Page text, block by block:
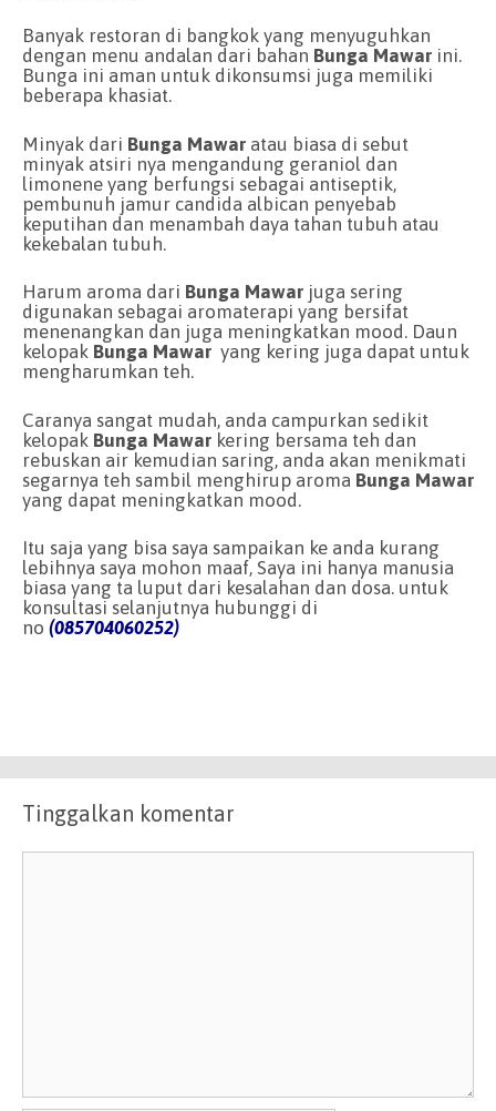
Banyak restoran di bangkok yang menyuguhkan
dengan menu andalan dari bahan Bunga Mawar ini.
Bunga ini aman untuk dikonsumsi juga memiliki
beberapa khasiat.
Minyak dari Bunga Mawar atau biasa di sebut
minyak atsiri nya mengandung geraniol dan
limonene yang berfungsi sebagai antiseptik,
pembunuh jamur candida albican penyebab
keputihan dan menambah daya tahan tubuh atau
kekebalan tubuh.
Harum aroma dari Bunga Mawar juga sering
digunakan sebagai aromaterapi yang bersifat
menenangkan dan juga meningkatkan mood. Daun
kelopak Bunga Mawar yang kering juga dapat untuk
mengharumkan teh.
Caranya sangat mudah, anda campurkan sedikit
kelopak Bunga Mawar kering bersama teh dan
rebuskan air kemudian saring, anda akan menikmati
segarnya teh sambil menghirup aroma Bunga Mawar
yang dapat meningkatkan mood.
Itu saja yang bisa saya sampaikan ke anda kurang
lebihnya saya mohon maaf, Saya ini hanya manusia
biasa yang ta luput dari kesalahan dan dosa. untuk
konsultasi selanjutnya hubunggi di
no (085704060252)
Tinggalkan komentar